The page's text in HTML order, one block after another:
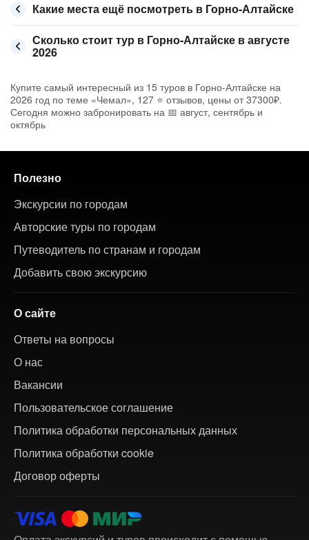
Какие места ещё посмотреть в Горно-Алтайске
Сколько стоит тур в Горно-Алтайске в августе
2026
Купите самый интересный из 15 туров в Горно-Алтайске на
2026 год по теме «Чемал», 127 ⭐ отзывов, цены от 37300₽.
Сегодня можно забронировать на 📅 август, сентябрь и
октябрь
Полезно
Экскурсии по городам
Авторские туры по городам
Путеводитель по странам и городам
Добавить свою экскурсию
О сайте
Ответы на вопросы
О нас
Вакансии
Пользовательское соглашение
Политика обработки персональных данных
Политика обработки cookie
Договор оферты